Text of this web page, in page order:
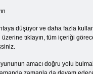
düşüyor ve daha fazla
tıklayın, tüm içeriği
amacı doğru yolu